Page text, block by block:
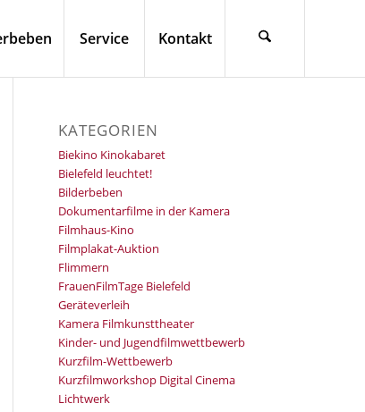
Service Kontakt
KATEGORIEN
Biekino Kinokabaret
Bielefeld leuchtet!
Bilderbeben
Dokumentarfilme in der Kamera
Filmhaus-Kino
Filmplakat-Auktion
Flimmern
FrauenFilmTage Bielefeld
Geräteverleih
Kamera Filmkunsttheater
Kinder- und Jugendfilmwettbewerb
Kurzfilm-Wettbewerb
Kurzfilmworkshop Digital Cinema
Lichtwerk